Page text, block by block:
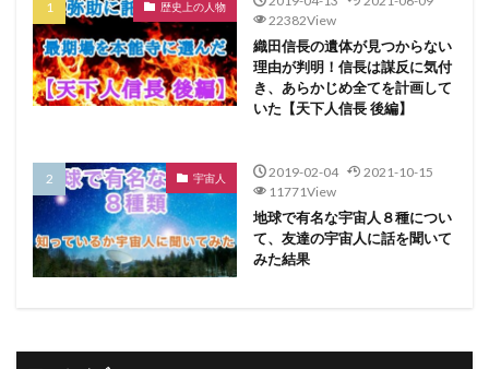
歴史上の人物
22382View
織田信長の遺体が見つからない
理由が判明！信長は謀反に気付
き、あらかじめ全てを計画して
いた【天下人信長 後編】
宇宙人 2019-02-04
2021-10-15
11771View
地球で有名な宇宙人８種につい
て、友達の宇宙人に話を聞いて
みた結果